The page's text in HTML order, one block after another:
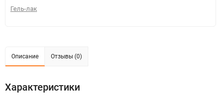
Гель-лак
Описание Отзывы (0)
Характеристики